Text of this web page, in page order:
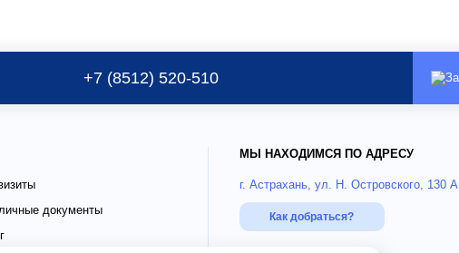
+7 (8512) 520-510
документы
МЫ НАХОДИМСЯ ПО АДРЕСУ
г. Астрахань, ул. Н. Островского, 130 А
Как добраться?